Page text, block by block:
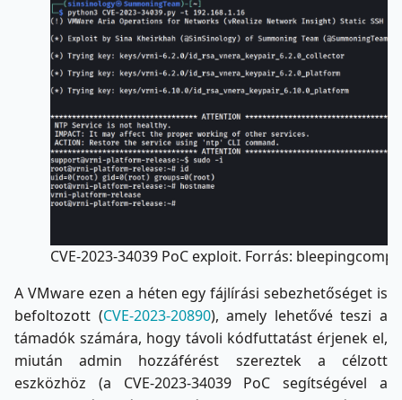
CVE-2023-34039 PoC exploit. Forrás:
A VMware ezen a héten egy fájlírási sebezhetőséget is
befoltozott (CVE-2023-20890), amely lehetővé teszi a
támadók számára, hogy távoli kódfuttatást érjenek el,
miután admin hozzáférést szereztek a célzott
eszközhöz (a CVE-2023-34039 PoC segítségével a